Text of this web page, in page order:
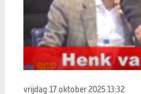
vrijdag 17 oktober 2025 13:32